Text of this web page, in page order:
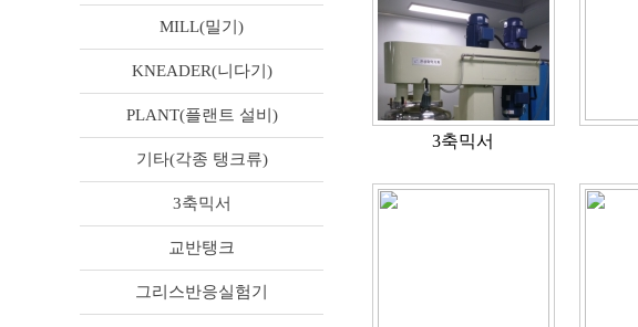
MILL(밀기)
KNEADER(니다기)
PLANT(플랜트 설비)
기타(각종 탱크류)
3축믹서
교반탱크
그리스반응실험기
3축믹서